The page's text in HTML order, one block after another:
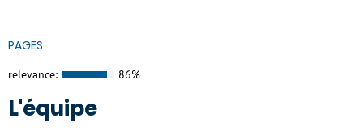
PAGES
relevance: 86%
L'équipe